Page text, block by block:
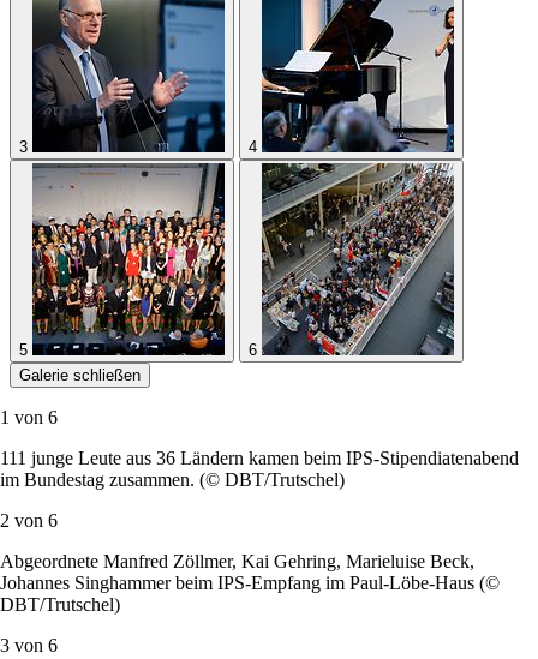
3 4
5
6
Galerie schließen
1 von 6
111 junge Leute aus 36 Ländern kamen beim IPS-Stipendiatenabend
im Bundestag zusammen. (© DBT/Trutschel)
2 von 6
Abgeordnete Manfred Zöllmer, Kai Gehring, Marieluise Beck,
Johannes Singhammer beim IPS-Empfang im Paul-Löbe-Haus (©
DBT/Trutschel)
3 von 6